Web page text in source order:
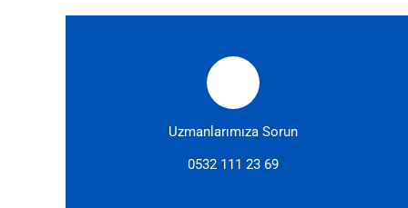
Uzmanlarımıza Sorun
0532 111 23 69